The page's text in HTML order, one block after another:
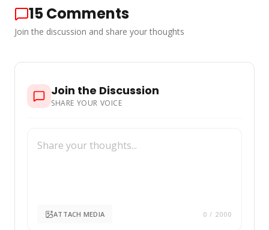
15Comments
Join the discussion and share your thoughts
Join the Discussion
SHARE YOUR VOICE
ATTACH MEDIA 0 / 2000